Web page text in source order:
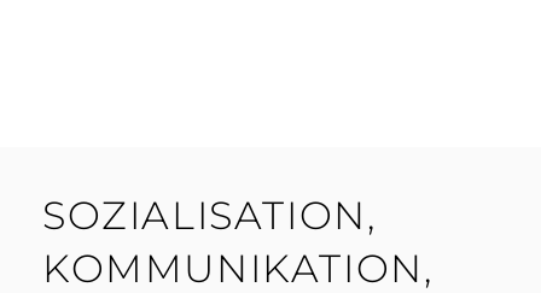
SOZIALISATION,
KOMMUNIKATION,